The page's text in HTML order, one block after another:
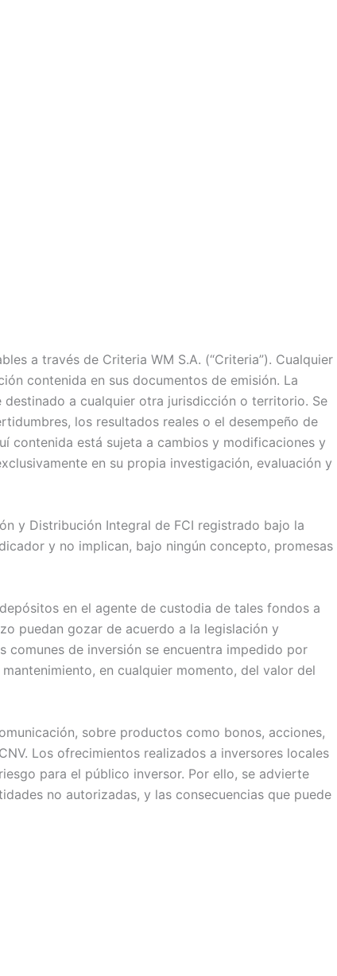
a través de Criteria WM S.A. (“Criteria”). Cualquier
contenida en sus documentos de emisión. La
a cualquier otra jurisdicción o territorio. Se
los resultados reales o el desempeño de
contenida está sujeta a cambios y modificaciones y
en su propia investigación, evaluación y
y Distribución Integral de FCI registrado bajo la
y no implican, bajo ningún concepto, promesas
en el agente de custodia de tales fondos a
puedan gozar de acuerdo a la legislación y
comunes de inversión se encuentra impedido por
en cualquier momento, del valor del
sobre productos como bonos, acciones,
Los ofrecimientos realizados a inversores locales
para el público inversor. Por ello, se advierte
no autorizadas, y las consecuencias que puede